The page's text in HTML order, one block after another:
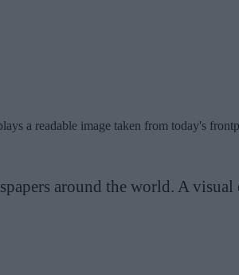
a readable image taken from today's
around the world. A